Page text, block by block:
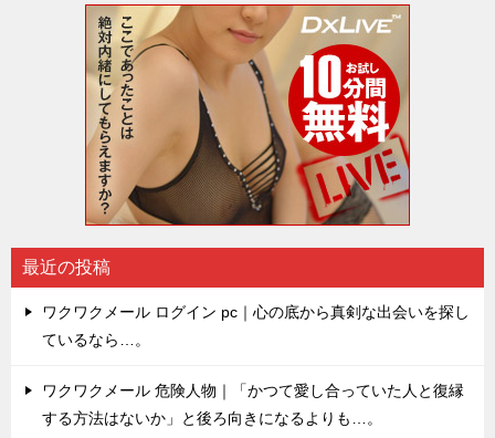
最近の投稿
ワクワクメール ログイン pc｜心の底から真剣な出会いを探し
ているなら…。
ワクワクメール 危険人物｜「かつて愛し合っていた人と復縁
する方法はないか」と後ろ向きになるよりも…。